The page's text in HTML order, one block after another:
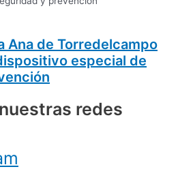
Ana de Torredelcampo
especial de
redes